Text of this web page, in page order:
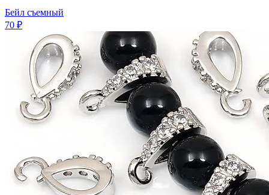
Бейл съемный
70 ₽